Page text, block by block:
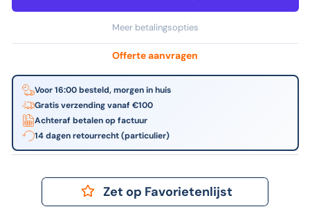
stuks
6
Meer betalingsopties
Offerte aanvragen
Voor 16:00 besteld, morgen in huis
Gratis verzending vanaf €100
Achteraf betalen op factuur
14 dagen retourrecht (particulier)
Zet op Favorietenlijst